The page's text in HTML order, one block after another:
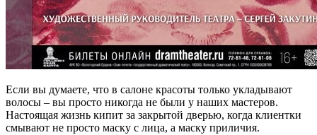
Если вы думаете, что в салоне красоты только укладывают
волосы – вы просто никогда не были у наших мастеров.
Настоящая жизнь кипит за закрытой дверью, когда клиентки
смывают не просто маску с лица, а маску приличия.